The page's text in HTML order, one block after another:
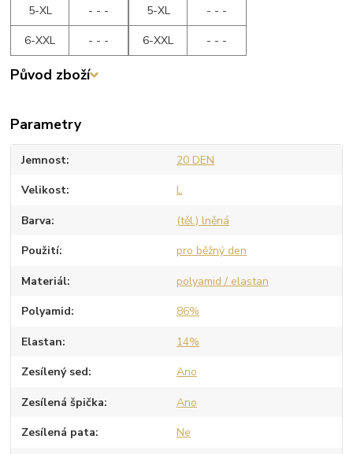
5-XL
- - -
6-XXL
- - -
5-XL
- - -
6-XXL
- - -
Původ zboží
Parametry
Jemnost 20 DEN
Velikost L
Barva (těl.) lněná
Použití pro běžný den
Materiál polyamid / elastan
Polyamid 86%
Elastan 14%
Zesílený sed Ano
Zesílená špička Ano
Zesílená pata Ne